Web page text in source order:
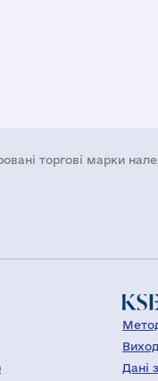
торгові марки
Дані